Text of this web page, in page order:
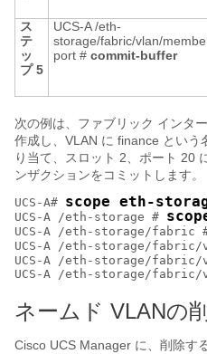
ス
テ
ッ
プ 5
UCS-A /eth-
storage/fabric/vlan/
port # commit-buffer
次の例は、ファブリック インタ
作成し、VLAN に finance という
り当て、スロット 2、ポート 20
ンザクションをコミットします。
UCS-A# scope eth-
UCS-A /eth-storage #
UCS-A /eth-storage/fabric
UCS-A /eth-storage/
UCS-A /eth-storage/fabric/
ネームド VLANの
Cisco UCS Manager に、削除す